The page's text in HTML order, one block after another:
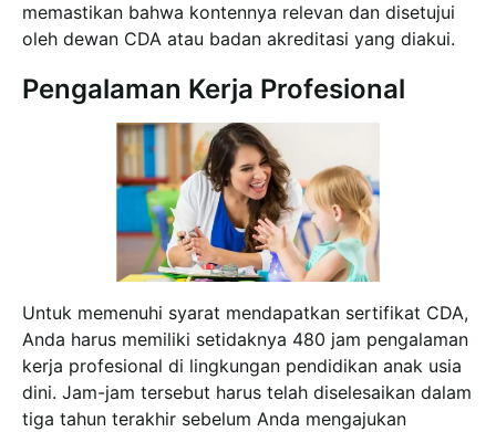
memastikan bahwa kontennya relevan dan disetujui
oleh dewan CDA atau badan akreditasi yang diakui.
Pengalaman Kerja Profesional
Untuk memenuhi syarat mendapatkan sertifikat CDA,
Anda harus memiliki setidaknya 480 jam pengalaman
kerja profesional di lingkungan pendidikan anak usia
dini. Jam-jam tersebut harus telah diselesaikan dalam
tiga tahun terakhir sebelum Anda mengajukan